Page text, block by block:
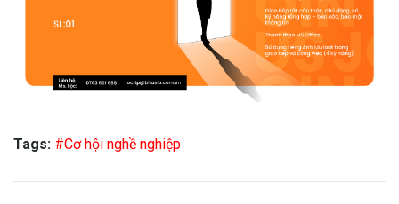
Tags: #Cơ hội nghề nghiệp